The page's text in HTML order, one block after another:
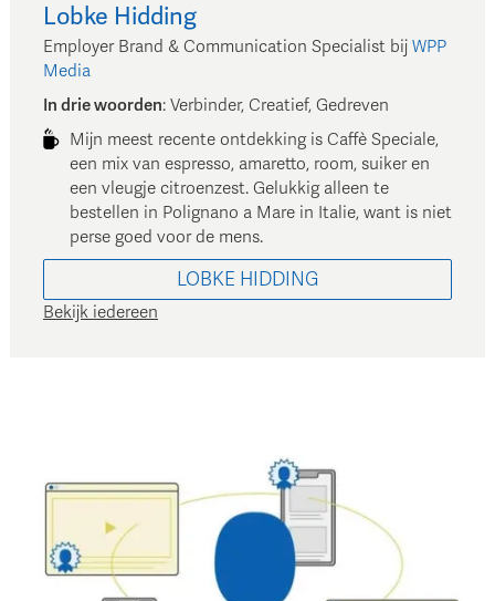
Lobke Hidding
Employer Brand & Communication Specialist bij WPP
Media
In drie woorden: Verbinder, Creatief, Gedreven
Mijn meest recente ontdekking is Caffè Speciale,
een mix van espresso, amaretto, room, suiker en
een vleugje citroenzest. Gelukkig alleen te
bestellen in Polignano a Mare in Italie, want is niet
perse goed voor de mens.
LOBKE HIDDING
Bekijk iedereen